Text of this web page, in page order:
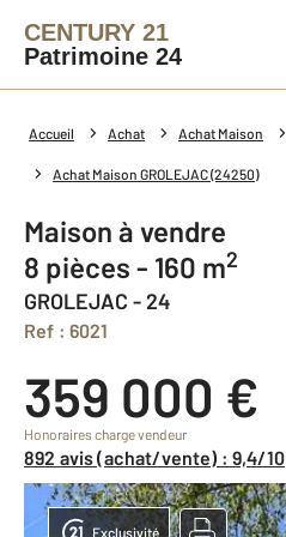
CENTURY 21
Patrimoine 24
Accueil Achat Achat Maison
Achat Maison GROLEJAC (24250)
Maison à vendre
8 pièces - 160 m2
GROLEJAC - 24
Ref : 6021
359 000 €
Honoraires charge vendeur
892 avis (achat/vente) : 9,4/10
Exclusivité